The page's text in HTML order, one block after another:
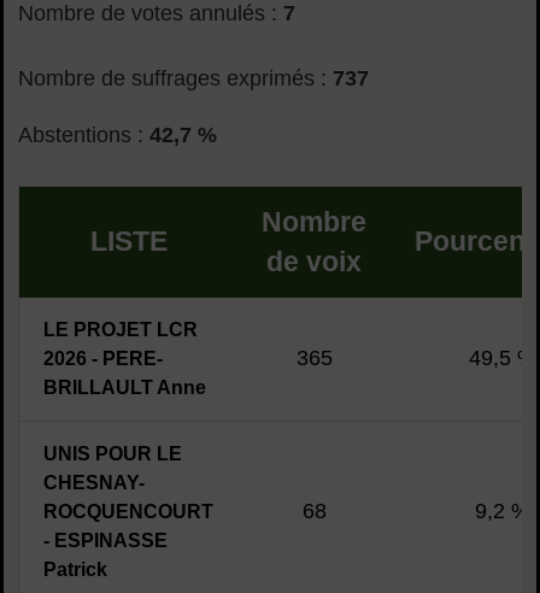
Nombre de votes annulés : 7
Nombre de suffrages exprimés : 737
Abstentions : 42,7 %
LISTE
Nombre
de voix
LE PROJET LCR
2026 - PERE-
BRILLAULT Anne
365 49,5 %
UNIS POUR LE
CHESNAY-
ROCQUENCOURT
- ESPINASSE
Patrick
68 9,2 %